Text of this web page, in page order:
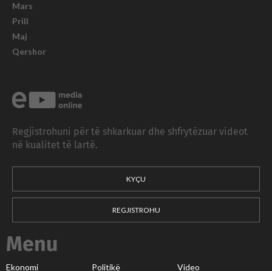
Mars
Prill
Maj
Qershor
Regjistrohuni për të shkarkuar dhe shfrytëzuar videot
në kualitet të lartë.
KYÇU
REGJISTROHU
Menu
Ekonomi Politikë Video